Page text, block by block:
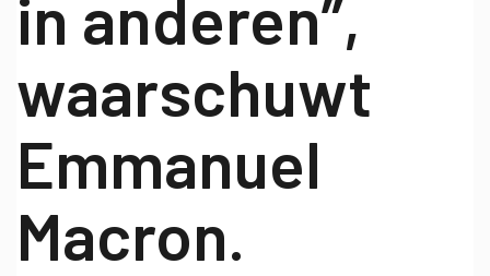
in anderen”,
waarschuwt
Emmanuel
Macron.